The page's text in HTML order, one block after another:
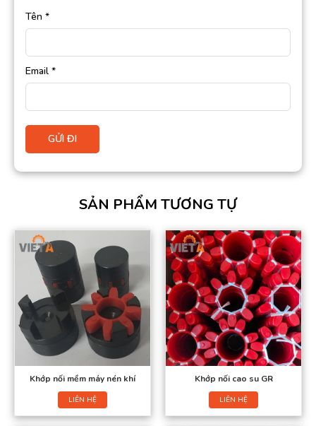
Tên *
Email *
SẢN PHẨM TƯƠNG TỰ
Khớp nối mềm máy nén khí
LIÊN HỆ
Khớp nối cao su GR
LIÊN HỆ